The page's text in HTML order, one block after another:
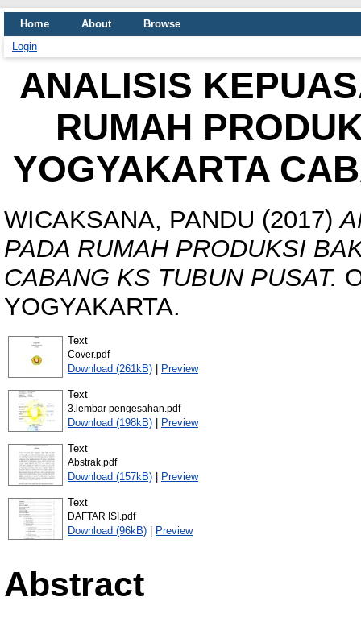
Home About
Browse
Login
ANALISIS
RUMAH
YOGYAKARTA
WICAKSANA, PANDU (2017)
PADA RUMAH PRODUKSI
CABANG KS TUBUN PUSAT.
YOGYAKARTA.
Text
Cover.pdf
Download (261kB) | Preview
Text
3.lembar pengesahan.pdf
Download (198kB) | Preview
Text
Abstrak.pdf
Download (157kB) | Preview
Text
DAFTAR ISI.pdf
Download (96kB) | Preview
Abstract